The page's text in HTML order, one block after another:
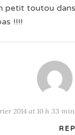
petit toutou
!!!!
2014 at 10 h 33 min